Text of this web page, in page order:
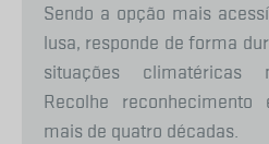
Sendo a opção mais
lusa, responde de forma
situações climatéricas
Recolhe reconhecimento
mais de quatro décadas.